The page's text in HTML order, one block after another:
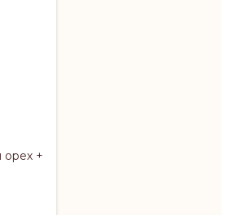
орех +